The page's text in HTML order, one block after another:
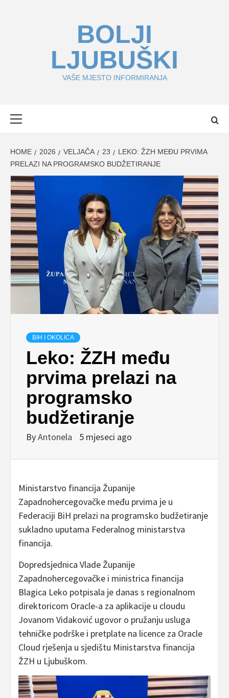
BOLJI
LJUBUŠKI
VAŠE MJESTO INFORMIRANJA
HOME 2026 VELJAČA 23
LEKO: ŽZH MEĐU PRVIMA
PRELAZI NA PROGRAMSKO BUDŽETIRANJE
BIH I OKOLICA
Leko: ŽZH među
prvima prelazi na
programsko
budžetiranje
ByAntonela 5 mjeseci ago
Ministarstvo financija Županije
Zapadnohercegovačke među prvima je u
Federaciji BiH prelazi na programsko budžetiranje
sukladno uputama Federalnog ministarstva
financija.
Dopredsjednica Vlade Županije
Zapadnohercegovačke i ministrica financija
Blagica Leko potpisala je danas s regionalnom
direktoricom Oracle-a za aplikacije u cloudu
Jovanom Vidaković ugovor o pružanju usluga
tehničke podrške i pretplate na licence za Oracle
Cloud rješenja u sjedištu Ministarstva financija
ŽZH u Ljubuškom.